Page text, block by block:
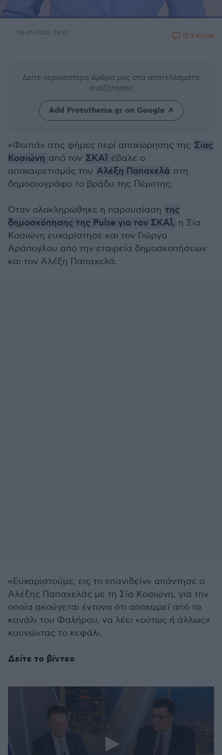
08.05.2026, 08:07 72 ΣΧΟΛΙΑ
Δείτε περισσότερα άρθρα μας στα αποτελέσματα
αναζήτησης
Add Protothema.gr on Google
«Φωτιά» στις φήμες περί αποχώρησης της Σίας
Κοσιώνη από τον ΣΚΑΪ έβαλε ο
αποχαιρετισμός του Αλέξη Παπαχελά στη
δημοσιογράφο το βράδυ της Πέμπτης.
Όταν ολοκληρώθηκε η παρουσίαση της
δημοσκόπησης της Pulse για τον ΣΚΑΪ, η Σία
Κοσιώνη ευχαρίστησε και τον Γιώργο
Αράπογλου από την εταιρεία δημοσκοπήσεων
και τον Αλέξη Παπαχελά.
«Ευχαριστούμε, εις το επανιδείν» απάντησε ο
Αλέξης Παπαχελάς με τη Σία Κοσιώνη, για την
οποία ακούγεται έντονα ότι αποχωρεί από το
κανάλι του Φαλήρου, να λέει «ούτως ή άλλως»
κουνώντας το κεφάλι.
Δείτε το βίντεο